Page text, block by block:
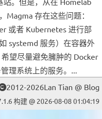
Magma 存在这些问题：
或者 Kubernetes 进行部
systemd 服务）在容器外
望尽量避免臃肿的 Docker
理系统上的服务。...
2012-2026Lan Tian @ Blog
构建 @ 2026-08-08 01:04:19